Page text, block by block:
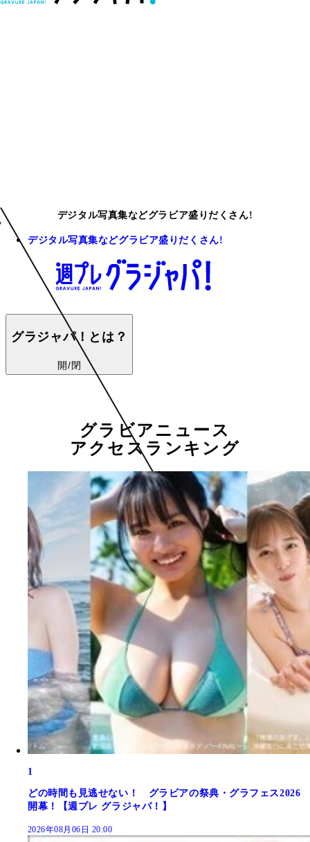
デジタル写真集などグラビア盛りだくさん!
デジタル写真集などグラビア盛りだくさん!
グラジャパ！とは？
開/閉
グラビアニュース
アクセスランキング
1
どの時間も見逃せない！ グラビアの祭典・グラフェス2026
開幕！【週プレ グラジャパ！】
2026年08月06日 20:00